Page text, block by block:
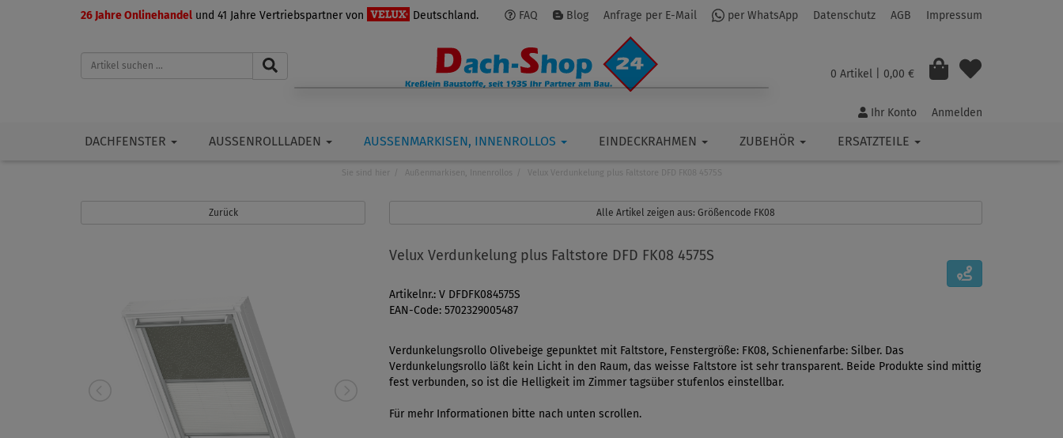
26 Jahre Onlinehandel und 41 Jahre Vertriebspartner von Deutschland. FAQ Blog Anfrage per E-Mail per WhatsApp Datenschutz AGB Impressum
0 Artikel | 0,00 €
Ihr Konto Anmelden
DACHFENSTER AUSSENROLLLADEN AUSSENMARKISEN, INNENROLLOS EINDECKRAHMEN ZUBEHÖR ERSATZTEILE
Sie sind hier Außenmarkisen, Innenrollos Velux Verdunkelung plus Faltstore DFD FK08 4575S
Zurück Alle Artikel zeigen aus: Größencode FK08
Velux Verdunkelung plus Faltstore DFD FK08 4575S
Artikelnr.: V DFDFK084575S
EAN-Code: 5702329005487
Verdunkelungsrollo Olivebeige gepunktet mit Faltstore, Fenstergröße: FK08, Schienenfarbe: Silber. Das
Verdunkelungsrollo läßt kein Licht in den Raum, das weisse Faltstore ist sehr transparent. Beide Produkte sind mittig
fest verbunden, so ist die Helligkeit im Zimmer tagsüber stufenlos einstellbar.
Für mehr Informationen bitte nach unten scrollen.